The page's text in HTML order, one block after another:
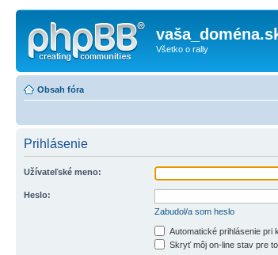
Všetko o rally
Obsah fóra
Prihlásenie
Užívateľské meno:
Heslo:
Zabudol/a som heslo
Automatické prihlásenie pri
Skryť môj on-line stav pre